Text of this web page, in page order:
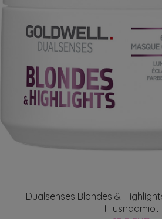
Dualsenses Blondes &
Hiusnaamiot